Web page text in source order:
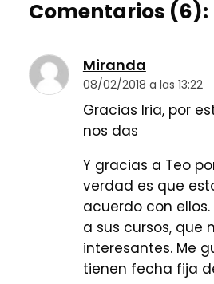
Comentarios (6):
Miranda
08/02/2018 a las 13:22
Gracias Iria, por
nos das
Y gracias a Teo
verdad es que
acuerdo con
a sus cursos, que
interesantes. Me
tienen fecha fija